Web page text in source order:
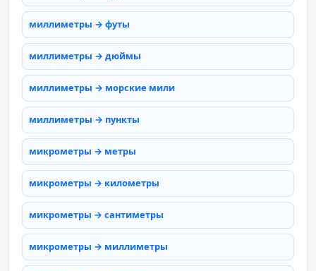
миллиметры → футы
миллиметры → дюймы
миллиметры → морские мили
миллиметры → пункты
микрометры → метры
микрометры → километры
микрометры → сантиметры
микрометры → миллиметры